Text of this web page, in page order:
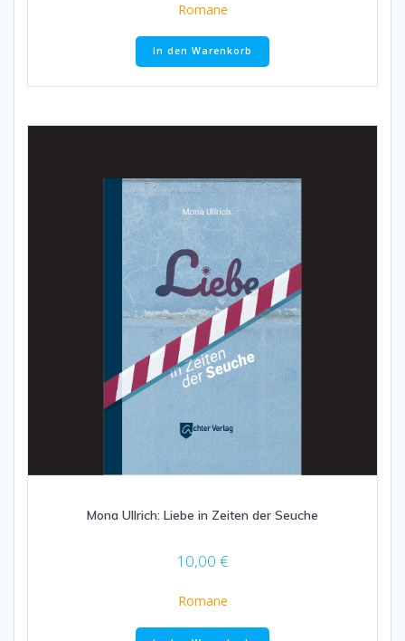
Romane
In den Warenkorb
Mona Ullrich: Liebe in Zeiten der Seuche
10,00 €
Romane